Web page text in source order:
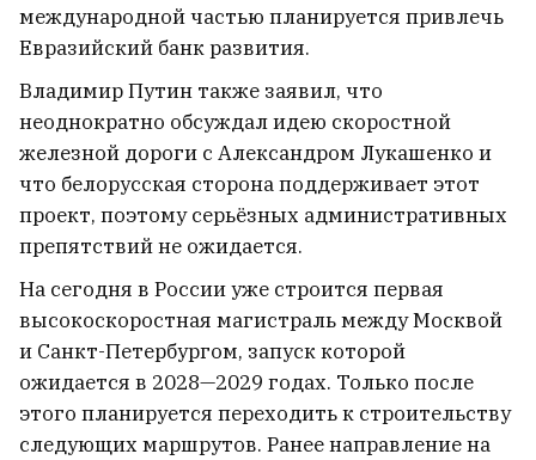
международной частью планируется привлечь
Евразийский банк развития.
Владимир Путин также заявил, что
неоднократно обсуждал идею скоростной
железной дороги с Александром Лукашенко и
что белорусская сторона поддерживает этот
проект, поэтому серьёзных административных
препятствий не ожидается.
На сегодня в России уже строится первая
высокоскоростная магистраль между Москвой
и Санкт-Петербургом, запуск которой
ожидается в 2028—2029 годах. Только после
этого планируется переходить к строительству
следующих маршрутов. Ранее направление на
На годовщину великого
народного подъема 2020‑го в
Вильнюсе пройдут марш с
барабанщиками, забег и концерт
8